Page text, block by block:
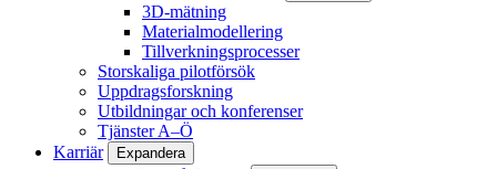
3D-mätning
Materialmodellering
Tillverkningsprocesser
Storskaliga pilotförsök
Uppdragsforskning
Utbildningar och konferenser
Tjänster A–Ö
Karriär
Expandera